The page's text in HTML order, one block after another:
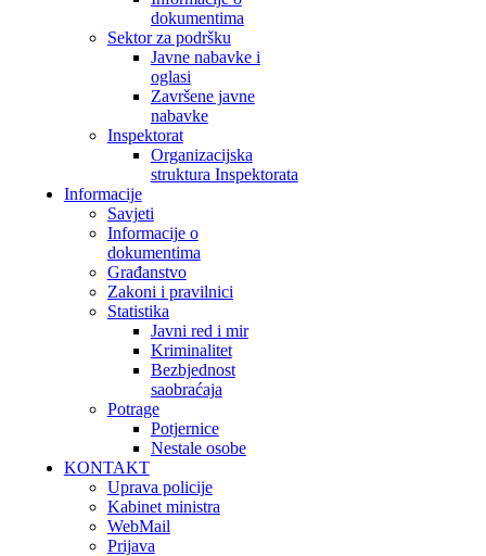
dokumentima
Sektor za podršku
Javne nabavke i
oglasi
Završene javne
nabavke
Inspektorat
Organizacijska
struktura Inspektorata
Informacije
Savjeti
Informacije o
dokumentima
Građanstvo
Zakoni i pravilnici
Statistika
Javni red i mir
Kriminalitet
Bezbjednost
saobraćaja
Potrage
Potjernice
Nestale osobe
KONTAKT
Uprava policije
Kabinet ministra
WebMail
Prijava